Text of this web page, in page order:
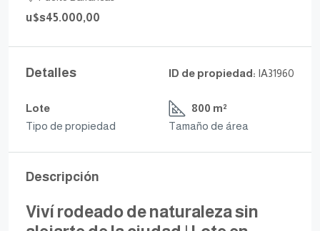
u$s45.000,00
Detalles ID de propiedad: IA31960
Lote
Tipo de propiedad
800 m²
Tamaño de área
Descripción
Viví rodeado de naturaleza sin